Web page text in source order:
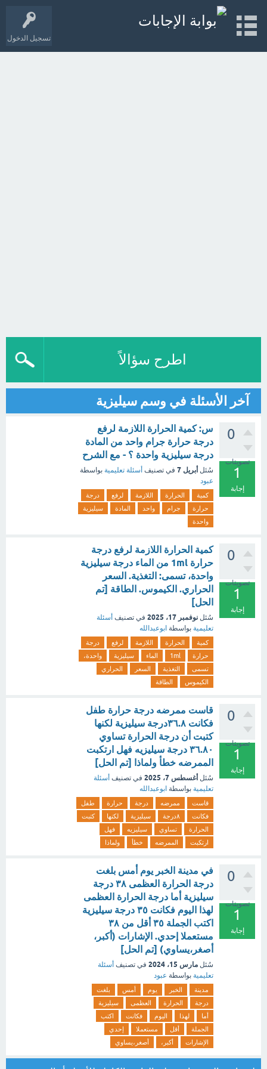
تسجيل الدخول
اطرح سؤالاً
آخر الأسئلة في وسم سيليزية
0
تصويتات
1
إجابة
س: كمية الحرارة اللازمة لرفع
درجة حرارة جرام واحد من المادة
درجة سيليزية واحدة ؟ - مع الشرح
سُئل أبريل 7 في تصنيف أسئلة تعليمية بواسطة
عبود
كمية الحرارة اللازمة لرفع
درجة
حرارة
جرام واحد المادة
سيليزية
واحدة
0
تصويتات
1
إجابة
كمية الحرارة اللازمة لرفع درجة
حرارة 1ml من الماء درجة سيليزية
واحدة، تسمى: التغذية. السعر
الحراري. الكيموس. الطاقة [تم
الحل]
سُئل نوفمبر 17، 2025 في تصنيف أسئلة
تعليمية بواسطة ابوعبدالله
كمية الحرارة اللازمة لرفع
درجة
حرارة
1ml الماء سيليزية
واحدة،
تسمى
التغذية السعر
الحراري
الكيموس
الطاقة
0
تصويتات
1
إجابة
قاست ممرضه درجة حرارة طفل
فكانت ٣٦.٨درجة سيليزية لكنها
كتبت أن درجة الحرارة تساوي
٣٦.٨٠ درجة سيليزيه فهل ارتكبت
الممرضه خطأ ولماذا [تم الحل]
سُئل أغسطس 7، 2025 في تصنيف أسئلة
تعليمية بواسطة ابوعبدالله
قاست ممرضه درجة حرارة
طفل
فكانت
٨درجة سيليزية لكنها
كتبت
الحرارة
تساوي سيليزيه
فهل
ارتكبت
الممرضه خطأ ولماذا
0
تصويتات
1
إجابة
في مدينة الخبر يوم أمس بلغت
درجة الحرارة العظمى ٣٨ درجة
سيليزية أما درجة الحرارة العظمى
لهذا اليوم فكانت ٣٥ درجة سيليزية
اكتب الجملة ٣٥ أقل من ٣٨
مستعملا إحدي. الإشارات (أكبر،
أصغر،يساوي) [تم الحل]
سُئل مارس 15، 2024 في تصنيف أسئلة
تعليمية بواسطة عبود
مدينة الخبر يوم أمس
بلغت
درجة
الحرارة العظمى
سيليزية
أما
لهذا اليوم فكانت
اكتب
الجملة
أقل مستعملا
إحدي
الإشارات
أكبر، أصغر،يساوي